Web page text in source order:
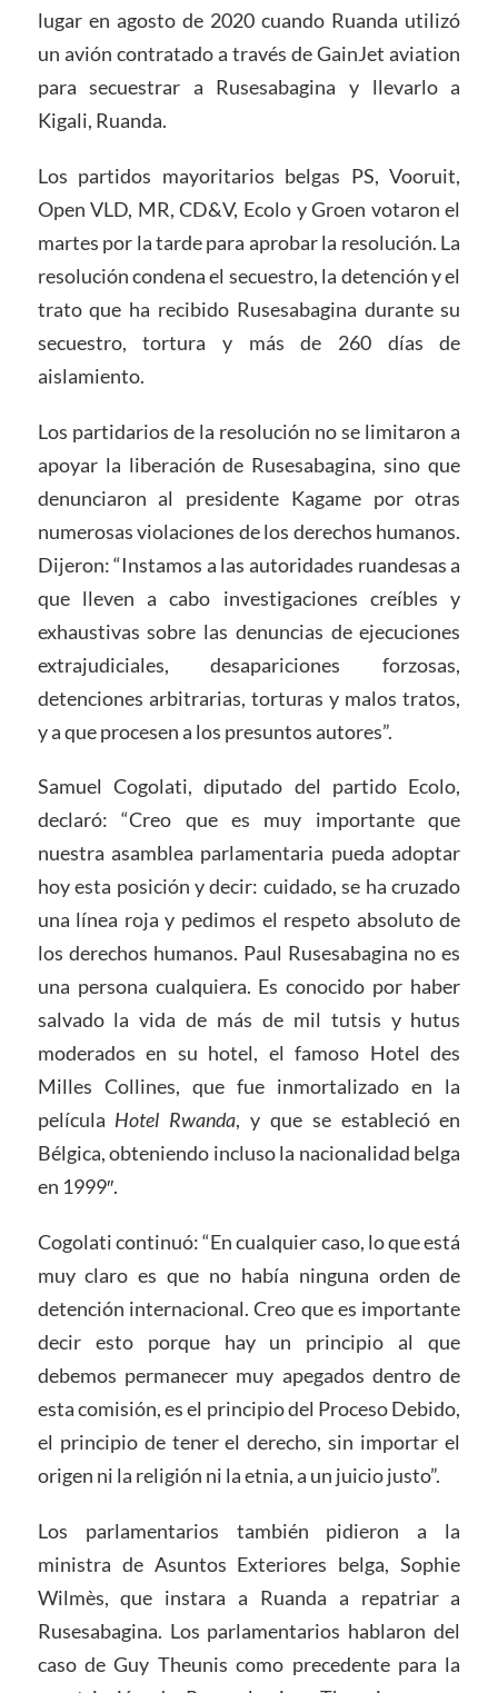
lugar en agosto de 2020 cuando Ruanda utilizó
un avión contratado a través de GainJet aviation
para secuestrar a Rusesabagina y llevarlo a
Kigali, Ruanda.
Los partidos mayoritarios belgas PS, Vooruit,
Open VLD, MR, CD&V, Ecolo y Groen votaron el
martes por la tarde para aprobar la resolución. La
resolución condena el secuestro, la detención y el
trato que ha recibido Rusesabagina durante su
secuestro, tortura y más de 260 días de
aislamiento.
Los partidarios de la resolución no se limitaron a
apoyar la liberación de Rusesabagina, sino que
denunciaron al presidente Kagame por otras
numerosas violaciones de los derechos humanos.
Dijeron: “Instamos a las autoridades ruandesas a
que lleven a cabo investigaciones creíbles y
exhaustivas sobre las denuncias de ejecuciones
extrajudiciales, desapariciones forzosas,
detenciones arbitrarias, torturas y malos tratos,
y a que procesen a los presuntos autores”.
Samuel Cogolati, diputado del partido Ecolo,
declaró: “Creo que es muy importante que
nuestra asamblea parlamentaria pueda adoptar
hoy esta posición y decir: cuidado, se ha cruzado
una línea roja y pedimos el respeto absoluto de
los derechos humanos. Paul Rusesabagina no es
una persona cualquiera. Es conocido por haber
salvado la vida de más de mil tutsis y hutus
moderados en su hotel, el famoso Hotel des
Milles Collines, que fue inmortalizado en la
película Hotel Rwanda, y que se estableció en
Bélgica, obteniendo incluso la nacionalidad belga
en 1999″.
Cogolati continuó: “En cualquier caso, lo que está
muy claro es que no había ninguna orden de
detención internacional. Creo que es importante
decir esto porque hay un principio al que
debemos permanecer muy apegados dentro de
esta comisión, es el principio del Proceso Debido,
el principio de tener el derecho, sin importar el
origen ni la religión ni la etnia, a un juicio justo”.
Los parlamentarios también pidieron a la
ministra de Asuntos Exteriores belga, Sophie
Wilmès, que instara a Ruanda a repatriar a
Rusesabagina. Los parlamentarios hablaron del
caso de Guy Theunis como precedente para la